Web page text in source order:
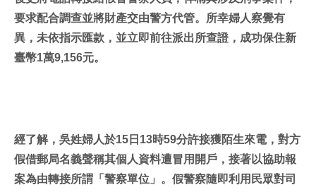
要求配合調查並將財產交由警方代管。所幸婦人察覺有
異，未依指示匯款，並立即前往派出所查證，成功保住新
臺幣1萬9,156元。
經了解，吳姓婦人於15日13時59分許接獲陌生來電，對方
假借郵局名義聲稱其個人資料遭冒用開戶，接著以協助報
案為由轉接所謂「警察單位」。假警察隨即利用民眾對司